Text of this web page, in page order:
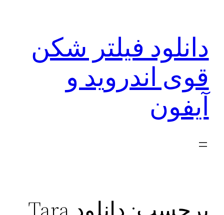
دانلود فیلتر شکن
قوی اندروید و
آیفون